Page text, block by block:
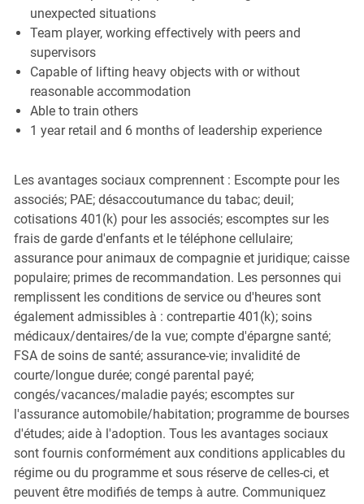
unexpected situations
Team player, working effectively with peers and
supervisors
Capable of lifting heavy objects with or without
reasonable accommodation
Able to train others
1 year retail and 6 months of leadership experience
Les avantages sociaux comprennent : Escompte pour les
associés; PAE; désaccoutumance du tabac; deuil;
cotisations 401(k) pour les associés; escomptes sur les
frais de garde d'enfants et le téléphone cellulaire;
assurance pour animaux de compagnie et juridique; caisse
populaire; primes de recommandation. Les personnes qui
remplissent les conditions de service ou d'heures sont
également admissibles à : contrepartie 401(k); soins
médicaux/dentaires/de la vue; compte d'épargne santé;
FSA de soins de santé; assurance-vie; invalidité de
courte/longue durée; congé parental payé;
congés/vacances/maladie payés; escomptes sur
l'assurance automobile/habitation; programme de bourses
d'études; aide à l'adoption. Tous les avantages sociaux
sont fournis conformément aux conditions applicables du
régime ou du programme et sous réserve de celles-ci, et
peuvent être modifiés de temps à autre. Communiquez